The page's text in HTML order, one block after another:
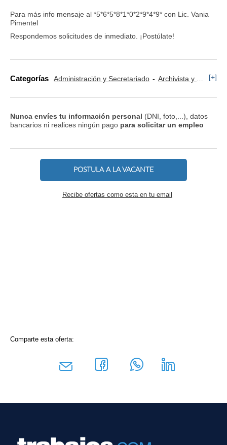
Para más info mensaje al *5*6*5*8*1*0*2*9*4*9* con Lic. Vania
Pimentel
Respondemos solicitudes de inmediato. ¡Postúlate!
Categorías Administración y Secretariado Archivista y Manejo de Documentación [+]
Nunca envíes tu información personal (DNI, foto,...), datos
bancarios ni realices ningún pago para solicitar un empleo
POSTULA A LA VACANTE
Recibe ofertas como esta en tu email
Comparte esta oferta: